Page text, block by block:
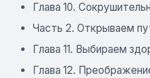
Глава 10.
Часть 2. Открываем
Глава 11. Выбираем
Глава 12.